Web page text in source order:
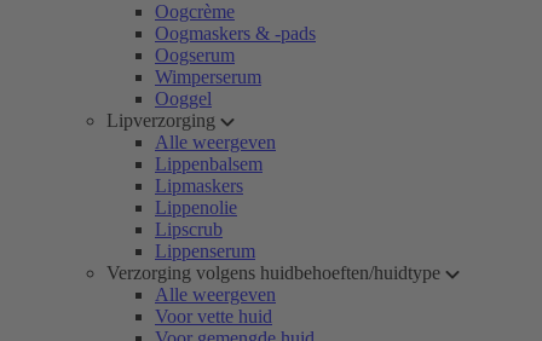
Oogcrème
Oogmaskers & -pads
Oogserum
Wimperserum
Ooggel
Lipverzorging
Alle weergeven
Lippenbalsem
Lipmaskers
Lippenolie
Lipscrub
Lippenserum
Verzorging volgens huidbehoeften/huidtype
Alle weergeven
Voor vette huid